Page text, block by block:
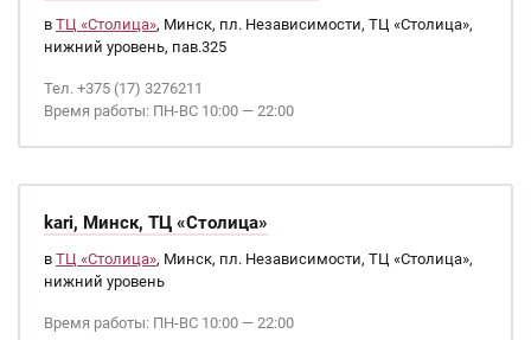
в ТЦ «Столица», Минск, пл. Независимости, ТЦ «Столица»,
нижний уровень, пав.325
Тел. +375 (17) 3276211
Время работы: ПН-ВС 10:00 — 22:00
kari, Минск, ТЦ «Столица»
в ТЦ «Столица», Минск, пл. Независимости, ТЦ «Столица»,
нижний уровень
Время работы: ПН-ВС 10:00 — 22:00